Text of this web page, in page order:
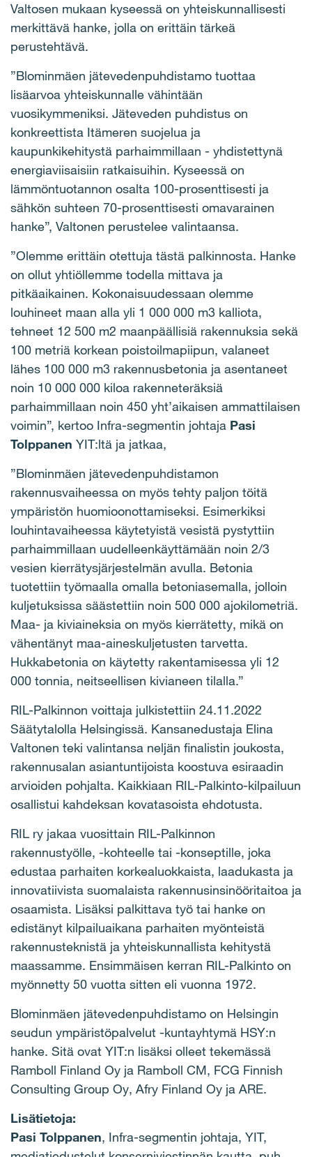
Valtosen mukaan kyseessä on yhteiskunnallisesti
merkittävä hanke, jolla on erittäin tärkeä
perustehtävä.
”Blominmäen jätevedenpuhdistamo tuottaa
lisäarvoa yhteiskunnalle vähintään
vuosikymmeniksi. Jäteveden puhdistus on
konkreettista Itämeren suojelua ja
kaupunkikehitystä parhaimmillaan - yhdistettynä
energiaviisaisiin ratkaisuihin. Kyseessä on
lämmöntuotannon osalta 100-prosenttisesti ja
sähkön suhteen 70-prosenttisesti omavarainen
hanke”, Valtonen perustelee valintaansa.
”Olemme erittäin otettuja tästä palkinnosta. Hanke
on ollut yhtiöllemme todella mittava ja
pitkäaikainen. Kokonaisuudessaan olemme
louhineet maan alla yli 1 000 000 m3 kalliota,
tehneet 12 500 m2 maanpäällisiä rakennuksia sekä
100 metriä korkean poistoilmapiipun, valaneet
lähes 100 000 m3 rakennusbetonia ja asentaneet
noin 10 000 000 kiloa rakenneteräksiä
parhaimmillaan noin 450 yht’aikaisen ammattilaisen
voimin”, kertoo Infra-segmentin johtaja Pasi
Tolppanen YIT:ltä ja jatkaa,
”Blominmäen jätevedenpuhdistamon
rakennusvaiheessa on myös tehty paljon töitä
ympäristön huomioonottamiseksi. Esimerkiksi
louhintavaiheessa käytetyistä vesistä pystyttiin
parhaimmillaan uudelleenkäyttämään noin 2/3
vesien kierrätysjärjestelmän avulla. Betonia
tuotettiin työmaalla omalla betoniasemalla, jolloin
kuljetuksissa säästettiin noin 500 000 ajokilometriä.
Maa- ja kiviaineksia on myös kierrätetty, mikä on
vähentänyt maa-aineskuljetusten tarvetta.
Hukkabetonia on käytetty rakentamisessa yli 12
000 tonnia, neitseellisen kivianeen tilalla.”
RIL-Palkinnon voittaja julkistettiin 24.11.2022
Säätytalolla Helsingissä. Kansanedustaja Elina
Valtonen teki valintansa neljän finalistin joukosta,
rakennusalan asiantuntijoista koostuva esiraadin
arvioiden pohjalta. Kaikkiaan RIL-Palkinto-kilpailuun
osallistui kahdeksan kovatasoista ehdotusta.
RIL ry jakaa vuosittain RIL-Palkinnon
rakennustyölle, -kohteelle tai -konseptille, joka
edustaa parhaiten korkealuokkaista, laadukasta ja
innovatiivista suomalaista rakennusinsinööritaitoa ja
osaamista. Lisäksi palkittava työ tai hanke on
edistänyt kilpailuaikana parhaiten myönteistä
rakennusteknistä ja yhteiskunnallista kehitystä
maassamme. Ensimmäisen kerran RIL-Palkinto on
myönnetty 50 vuotta sitten eli vuonna 1972.
Blominmäen jätevedenpuhdistamo on Helsingin
seudun ympäristöpalvelut -kuntayhtymä HSY:n
hanke. Sitä ovat YIT:n lisäksi olleet tekemässä
Ramboll Finland Oy ja Ramboll CM, FCG Finnish
Consulting Group Oy, Afry Finland Oy ja ARE.
Lisätietoja:
Pasi Tolppanen, Infra-segmentin johtaja, YIT,